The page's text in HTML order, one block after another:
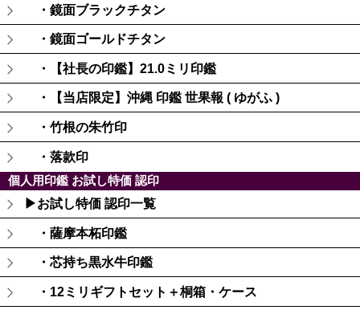
・鏡面ブラックチタン
・鏡面ゴールドチタン
・【社長の印鑑】21.0ミリ印鑑
・【当店限定】沖縄 印鑑 世果報 ( ゆがふ )
・竹根の朱竹印
・落款印
個人用印鑑 お試し特価 認印
▶お試し特価 認印一覧
・薩摩本柘印鑑
・芯持ち黒水牛印鑑
・12ミリギフトセット＋桐箱・ケース